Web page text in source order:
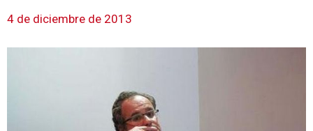
4 de diciembre de 2013